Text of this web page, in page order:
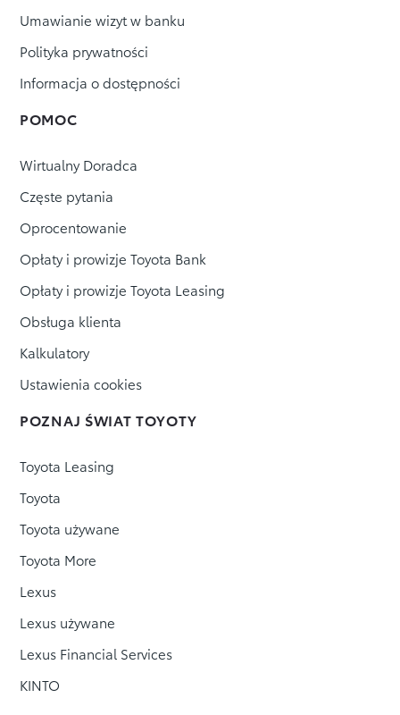
Umawianie wizyt w banku
Polityka prywatności
Informacja o dostępności
POMOC
Wirtualny Doradca
Częste pytania
Oprocentowanie
Opłaty i prowizje Toyota Bank
Opłaty i prowizje Toyota Leasing
Obsługa klienta
Kalkulatory
Ustawienia cookies
POZNAJ ŚWIAT TOYOTY
Toyota Leasing
Toyota
Toyota używane
Toyota More
Lexus
Lexus używane
Lexus Financial Services
KINTO